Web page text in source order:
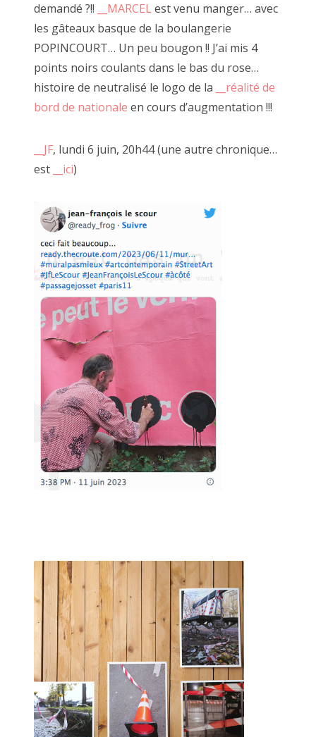
demandé ?!!
__MARCEL est venu manger… avec
les gâteaux basque de la boulangerie
POPINCOURT… Un peu bougon !! J’ai mis 4
points noirs coulants dans le bas du rose…
histoire de neutralisé le logo de la
__réalité de
bord de nationale en cours d’augmentation !!!
__JF, lundi 6 juin, 20h44 (une autre chronique…
est
__ici)
De nombreuses âmes se sont emerveillées à venir jouer. J'en
tire dailleurs un certain plaisir
et mon expérience est sûrement celle que je connais le
mieux.
Je pourrai ainsi expliquer à travers des exemples concrets et
mon vécu un déroulé le plus proche d'une réalité.
Loin de me considérer comme un artiste, si ce n'est que la
version familière ".6" de "bon à rien, fantaisiste"
Le dictionnaire
mise à disposition d'outils pour avoir envie de jouer à côté.
J'ai d'abord participé aux perfomances que JF nous invite à
faire.
Je suis ensuite venu déguster quelques heures. Simplement
assis sur le trottoir à regarder défiler les piétons curieux
s'attardant aux folies créatrices de JF.
Animé par l'image je suis venu avec mes premiers tirages
argentiques réalisé à l'agrandisseur en NB.
JF m'a invité à les accrocher à la palissade (un mur de bois